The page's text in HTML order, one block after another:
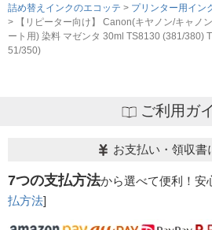
詰め替えインクのエコッテ
プリンター用イン
【リピーター向け】 Canon(キヤノン/キャノ
ート用) 染料 マゼンタ 30ml TS8130 (381/380)
51/350)
ご利用ガ
お支払い・領収書
7つの支払方法から選べて便利！安
払方法]